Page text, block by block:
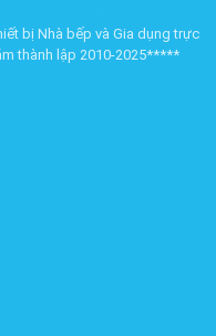
bị Nhà bếp và Gia dụng trực
thành lập 2010-2025*****